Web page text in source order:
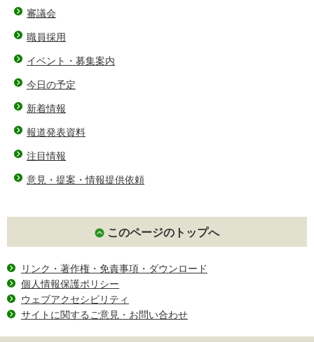
審議会
職員採用
イベント・募集案内
今日の予定
新着情報
報道発表資料
注目情報
意見・提案・情報提供依頼
このページのトップへ
リンク・著作権・免責事項・ダウンロード
個人情報保護ポリシー
ウェブアクセシビリティ
サイトに関するご意見・お問い合わせ